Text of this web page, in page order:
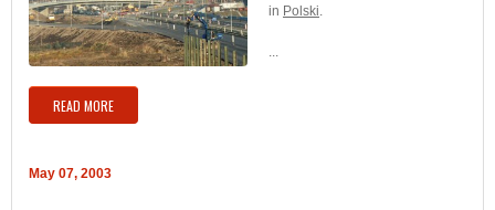
in Polski.
...
READ MORE
May 07, 2003